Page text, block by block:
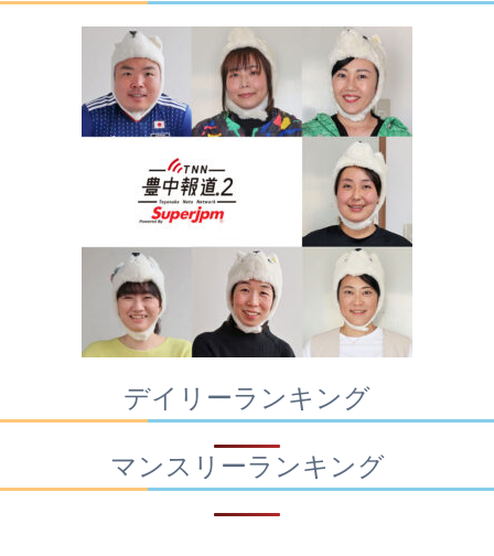
デイリーランキング
マンスリーランキング